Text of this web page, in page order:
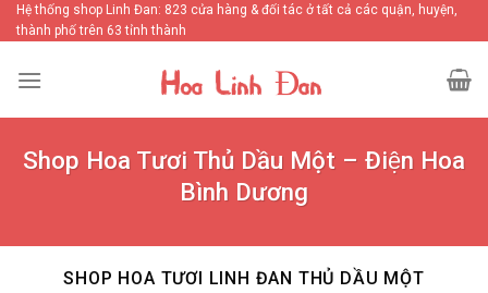
Skip
to
Hệ thống shop Linh Đan: 823 cửa hàng & đối tác ở tất cả các quận, huyện,
thành phố trên 63 tỉnh thành
Shop Hoa Tươi Thủ Dầu Một – Điện Hoa
Bình Dương
SHOP HOA TƯƠI LINH ĐAN THỦ DẦU MỘT